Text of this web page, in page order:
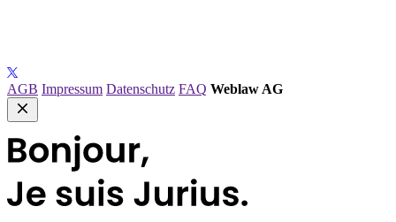
AGB Impressum Datenschutz FAQ Weblaw AG